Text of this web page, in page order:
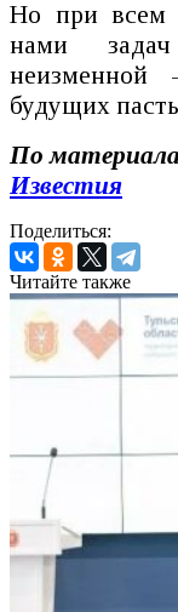
Но при всем
нами
неизменной
будущих
По
Известия
Поделиться:
Читайте также